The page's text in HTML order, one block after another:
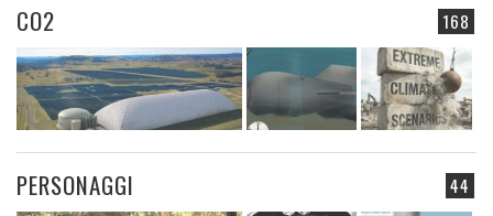
168
CO2
44
PERSONAGGI